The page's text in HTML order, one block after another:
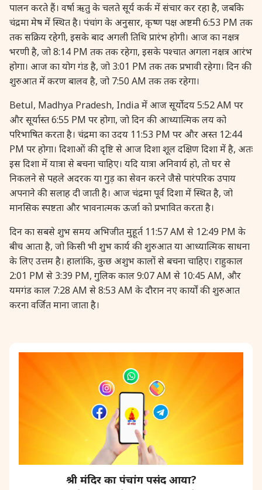
28 August, 2026 Anvadhan
28 August, 2026 Chandra Grahan *Anshika
28 August, 2026 Gayatri Jayanti
28 August, 2026 Narali Purnima
28 August, 2026 Rakhi
28 August, 2026 Raksha Bandhan
28 August, 2026 Sanskrit Diwas
28 August, 2026 Shravana Purnima
28 August, 2026 Varalakshmi Vrat
31 August, 2026 Heramba Sankashti Chaturthi
पालन करते हैं। वर्षा ऋतु के चलते सूर्य कर्क में संचार कर रहा है, जबकि
चंद्रमा मेष में स्थित है। पंचांग के अनुसार, कृष्ण पक्ष अष्टमी 6:53 PM तक
तक सक्रिय रहेगी, इसके बाद अगली तिथि प्रारंभ होगी। आज का नक्षत्र
भरणी है, जो 8:14 PM तक तक रहेगा, इसके पश्चात अगला नक्षत्र आरंभ
होगा। आज का योग गंड है, जो 3:01 PM तक तक प्रभावी रहेगा। दिन की
शुरुआत में करण बालव है, जो 7:50 AM तक तक रहेगा।
Betul, Madhya Pradesh, India में आज सूर्योदय 5:52 AM पर
और सूर्यास्त 6:55 PM पर होगा, जो दिन की आध्यात्मिक लय को
परिभाषित करता है। चंद्रमा का उदय 11:53 PM पर और अस्त 12:44
PM पर होगा। दिशाओं की दृष्टि से आज दिशा शूल दक्षिण दिशा में है, अतः
इस दिशा में यात्रा से बचना चाहिए। यदि यात्रा अनिवार्य हो, तो घर से
निकलने से पहले अदरक या गुड़ का सेवन करने जैसे पारंपरिक उपाय
अपनाने की सलाह दी जाती है। आज चंद्रमा पूर्व दिशा में स्थित है, जो
मानसिक स्पष्टता और भावनात्मक ऊर्जा को प्रभावित करता है।
दिन का सबसे शुभ समय अभिजीत मुहूर्त 11:57 AM से 12:49 PM के
बीच आता है, जो किसी भी शुभ कार्य की शुरुआत या आध्यात्मिक साधना
के लिए उत्तम है। हालांकि, कुछ अशुभ कालों से बचना चाहिए। राहुकाल
2:01 PM से 3:39 PM, गुलिक काल 9:07 AM से 10:45 AM, और
यमगंड काल 7:28 AM से 8:53 AM के दौरान नए कार्यों की शुरुआत
करना वर्जित माना जाता है।
श्री मंदिर का पंचांग पसंद आया?